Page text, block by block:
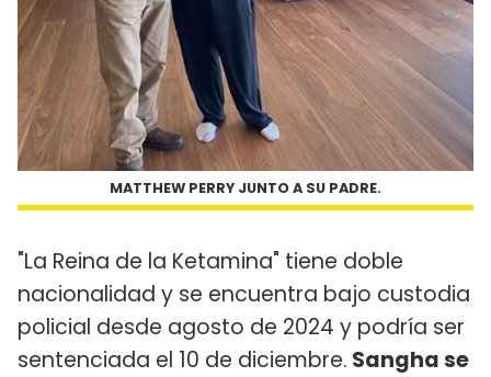
MATTHEW PERRY JUNTO A SU PADRE.
"La Reina de la Ketamina" tiene doble
nacionalidad y se encuentra bajo custodia
policial desde agosto de 2024 y podría ser
sentenciada el 10 de diciembre. Sangha se